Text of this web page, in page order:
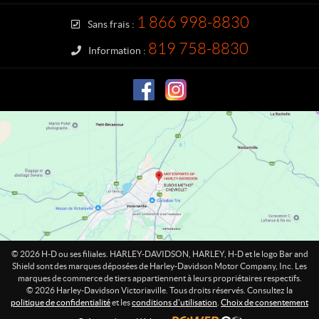
s
o
n
c
r
Sans frais : 1 866 998-8830
Information : 819 758-8830
© 2026 H-D ou ses filiales. HARLEY-DAVIDSON, HARLEY, H-D et le logo Bar and
Shield sont des marques déposées de Harley-Davidson Motor Company, Inc. Les
marques de commerce de tiers appartiennent à leurs propriétaires respectifs.
© 2026 Harley-Davidson Victoriaville. Tous droits réservés. Consultez la
politique de confidentialitéet lesconditions d'utilisation Choix de consentement